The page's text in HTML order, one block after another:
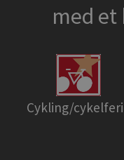
med
Cykling/